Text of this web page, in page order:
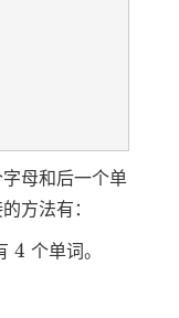
母和后一个单
方法有：
4
4 个单词。